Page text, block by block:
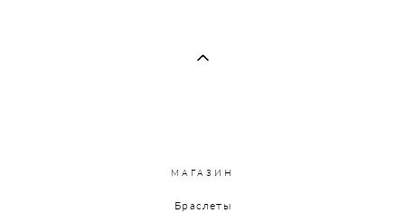
МАГАЗИН
Браслеты